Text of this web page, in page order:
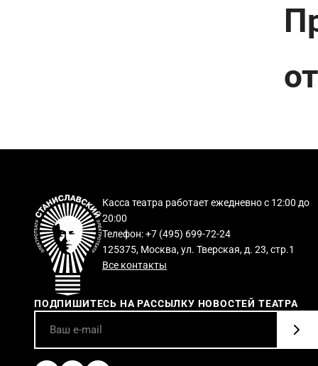
Касса театра работает ежедневно с 12:00 до
20:00
Телефон: +7 (495) 699-72-24
125375, Москва, ул. Тверская, д. 23, стр.1
Все контакты
ПОДПИШИТЕСЬ НА РАССЫЛКУ НОВОСТЕЙ ТЕАТРА